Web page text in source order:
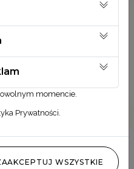
świąteczny 2
momencie.
Prywatności.
WSZYSTKIE